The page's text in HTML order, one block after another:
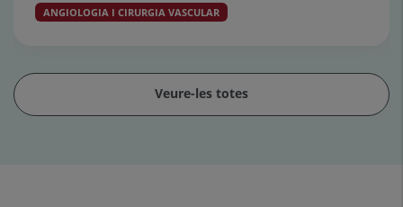
ANGIOLOGIA I CIRURGIA VASCULAR
Veure-les totes